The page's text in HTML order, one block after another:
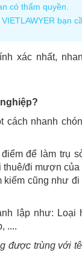
có thẩm quyền.
bạn
xác nhất,
nhanh
để làm trụ
đi mượn
cũng như
lập như: Loại
....
được trùng với